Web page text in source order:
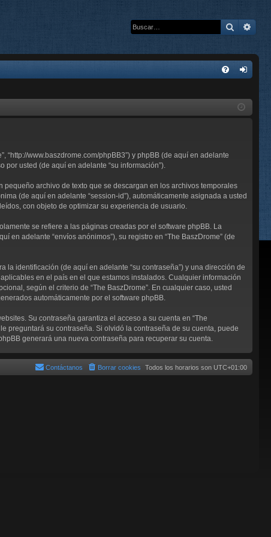
Buscar
nti
“http://www.baszdrome.com/phpBB3”) y phpBB (de aquí en adelante
por usted (de aquí en adelante “su información”).
archivo de texto que se descargan en los archivos temporales
(de aquí en adelante “session-id”), automáticamente asignada a usted
con objeto de optimizar su experiencia de usuario.
se refiere a las páginas creadas por el software phpBB. La
adelante “envíos anónimos”), su registro en “The BaszDrome” (de
identificación (de aquí en adelante “su contraseña”) y una dirección de
en el país en el que estamos instalados. Cualquier información
según el criterio de “The BaszDrome”. En cualquier caso, usted
automáticamente por el software phpBB.
Su contraseña garantiza el acceso a su cuenta en “The
preguntará su contraseña. Si olvidó la contraseña de su cuenta, puede
generará una nueva contraseña para recuperar su cuenta.
Todos los horarios son UTC+01:00
Borrar cookies
Contáctanos